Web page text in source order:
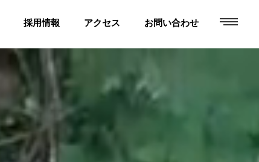
採用情報 アクセス お問い合わせ